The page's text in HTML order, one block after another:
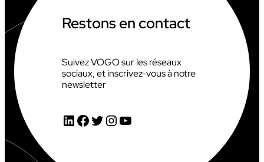
Restons en contact
Suivez VOGO sur les réseaux
sociaux, et inscrivez-vous à notre
newsletter
LinkedIn Facebook Twitter InstagramYouTube